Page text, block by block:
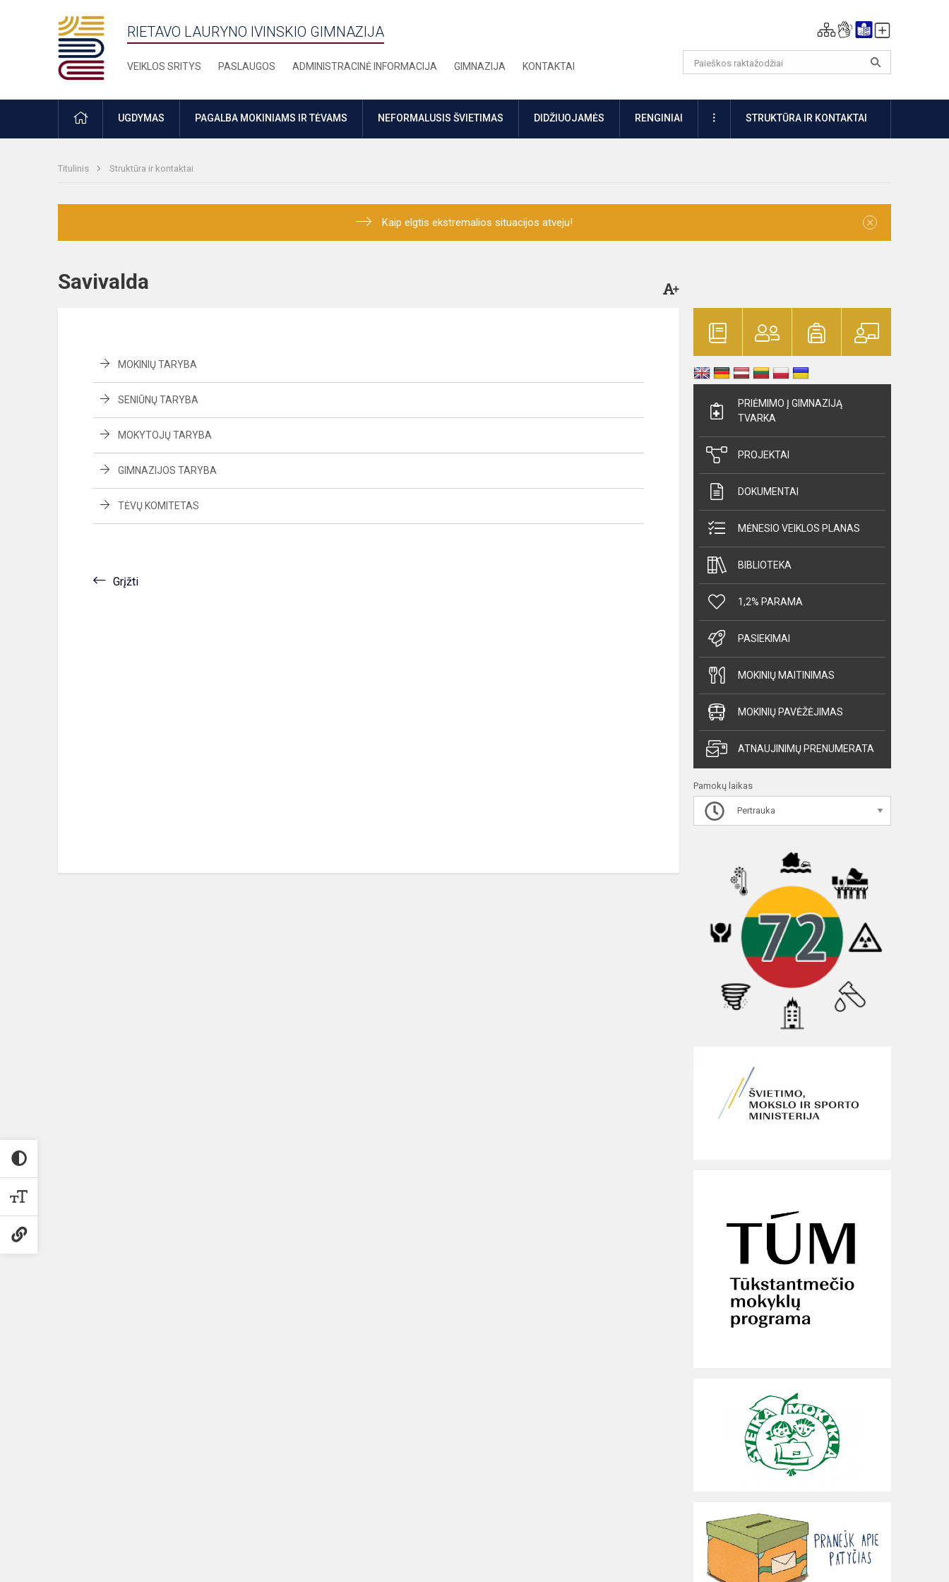
RIETAVO LAURYNO IVINSKIO GIMNAZIJA
VEIKLOS SRITYS PASLAUGOS ADMINISTRACINĖ INFORMACIJA GIMNAZIJA KONTAKTAI
PRADŽIAUGDYMAS PAGALBA MOKINIAMS IR TĖVAMS NEFORMALUSIS ŠVIETIMAS DIDŽIUOJAMĖS RENGINIAI DAUGIAUSTRUKTŪRA IR KONTAKTAI
Titulinis Struktūra ir kontaktai
Kaip elgtis ekstremalios situacijos atveju! ×
Savivalda
MOKINIŲ TARYBA
SENIŪNŲ TARYBA
MOKYTOJŲ TARYBA
GIMNAZIJOS TARYBA
TĖVŲ KOMITETAS
Grįžti
PRIĖMIMO Į GIMNAZIJĄ
TVARKA
PROJEKTAI
DOKUMENTAI
MĖNESIO VEIKLOS PLANAS
BIBLIOTEKA
1,2% PARAMA
PASIEKIMAI
MOKINIŲ MAITINIMAS
MOKINIŲ PAVĖŽĖJIMAS
ATNAUJINIMŲ PRENUMERATA
Pamokų laikas
Pertrauka